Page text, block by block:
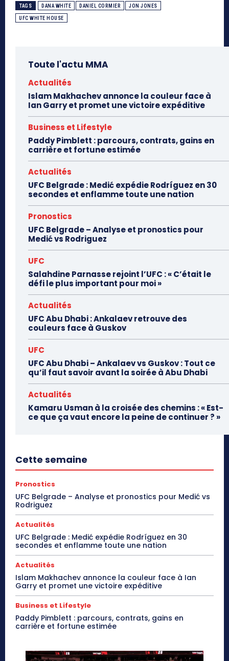
TAGS DANA WHITE DANIEL CORMIER JON JONES
UFC WHITE HOUSE
Toute l'actu MMA
Actualités
Islam Makhachev annonce la couleur face à
Ian Garry et promet une victoire expéditive
Business et Lifestyle
Paddy Pimblett : parcours, contrats, gains en
carrière et fortune estimée
Actualités
UFC Belgrade : Medić expédie Rodríguez en 30
secondes et enflamme toute une nation
Pronostics
UFC Belgrade – Analyse et pronostics pour
Medić vs Rodriguez
UFC
Salahdine Parnasse rejoint l’UFC : « C’était le
défi le plus important pour moi »
Actualités
UFC Abu Dhabi : Ankalaev retrouve des
couleurs face à Guskov
UFC
UFC Abu Dhabi – Ankalaev vs Guskov : Tout ce
qu’il faut savoir avant la soirée à Abu Dhabi
Actualités
Kamaru Usman à la croisée des chemins : « Est-
ce que ça vaut encore la peine de continuer ? »
Cette semaine
Pronostics
UFC Belgrade – Analyse et pronostics pour Medić vs
Rodriguez
Actualités
UFC Belgrade : Medić expédie Rodríguez en 30
secondes et enflamme toute une nation
Actualités
Islam Makhachev annonce la couleur face à Ian
Garry et promet une victoire expéditive
Business et Lifestyle
Paddy Pimblett : parcours, contrats, gains en
carrière et fortune estimée